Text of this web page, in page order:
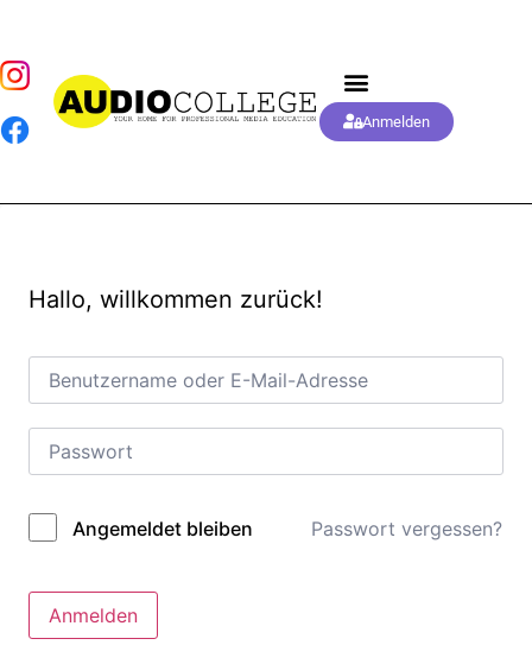
Anmelden
Hallo, willkommen zurück!
Alternative:
Angemeldet bleiben Passwort vergessen?
Anmelden